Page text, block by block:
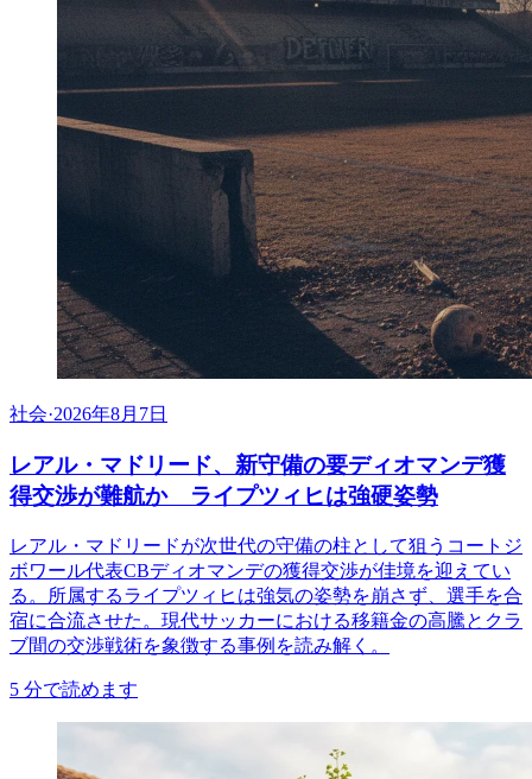
社会·2026年8月7日
レアル・マドリード、新守備の要ディオマンデ獲
得交渉が難航か ライプツィヒは強硬姿勢
レアル・マドリードが次世代の守備の柱として狙うコートジ
ボワール代表CBディオマンデの獲得交渉が佳境を迎えてい
る。所属するライプツィヒは強気の姿勢を崩さず、選手を合
宿に合流させた。現代サッカーにおける移籍金の高騰とクラ
ブ間の交渉戦術を象徴する事例を読み解く。
5 分で読めます